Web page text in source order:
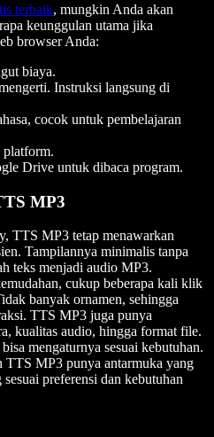
terbaik, mungkin Anda akan
keunggulan utama jika
browser Anda:
biaya.
Instruksi langsung di
cocok untuk pembelajaran
platform.
Drive untuk dibaca program.
MP3
TTS MP3 tetap menawarkan
Tampilannya minimalis tanpa
teks menjadi audio MP3.
cukup beberapa kali klik
banyak ornamen, sehingga
TTS MP3 juga punya
kualitas audio, hingga format file.
mengaturnya sesuai kebutuhan.
MP3 punya antarmuka yang
preferensi dan kebutuhan